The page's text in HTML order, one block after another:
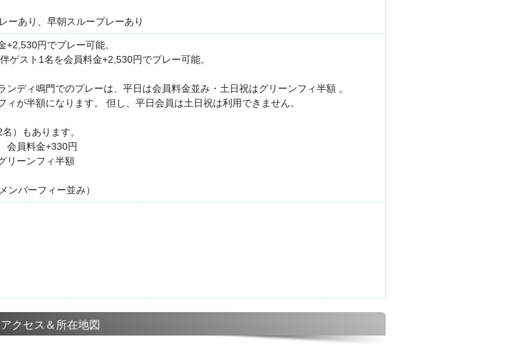
ーあり、早朝スループレーあり
円でプレー可能。
ゲスト1名を会員料金+2,530円でプレー可能。
ディ鳴門でのプレーは、平日は会員料金並み・土日祝はグリーンフィ半額 。
が半額になります。 但し、平日会員は土日祝は利用できません。
）もあります。
員料金+330円
ーンフィ半額
バーフィー並み）
アクセス＆所在地図